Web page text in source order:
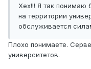
Хех!!! Я так понимаю
на территории
обслуживается
Плохо понимаете.
университетов.